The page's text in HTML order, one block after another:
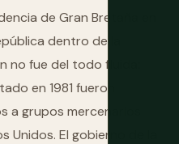
de Gran Bretaña en
dentro de la
no fue del todo fluida:
en 1981 fueron
a grupos mercenarios
El gobierno de la